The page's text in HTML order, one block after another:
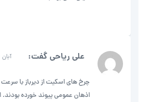
علی ریاحیگفت: آبان 14, 1399 در 9:13 ب.ظ
چرخ های اسکیت از دیرباز با
اذهان عمومی پیوند خورده